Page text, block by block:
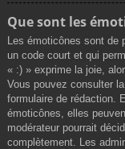
Que sont les
Les émoticônes sont de
un code court et qui
« :) » exprime la joie,
Vous pouvez consulter
formulaire de rédaction.
émoticônes, elles
modérateur pourrait
complètement. Les